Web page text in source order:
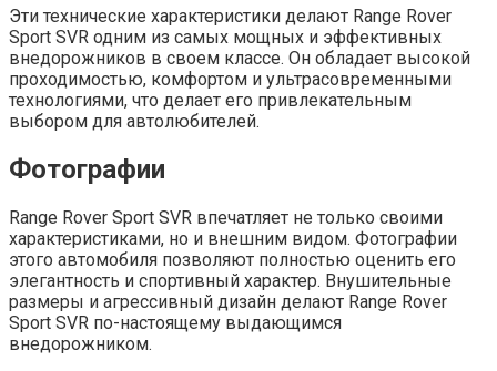
Эти технические характеристики делают Range Rover
Sport SVR одним из самых мощных и эффективных
внедорожников в своем классе. Он обладает высокой
проходимостью, комфортом и ультрасовременными
технологиями, что делает его привлекательным
выбором для автолюбителей.
Фотографии
Range Rover Sport SVR впечатляет не только своими
характеристиками, но и внешним видом. Фотографии
этого автомобиля позволяют полностью оценить его
элегантность и спортивный характер. Внушительные
размеры и агрессивный дизайн делают Range Rover
Sport SVR по-настоящему выдающимся
внедорожником.